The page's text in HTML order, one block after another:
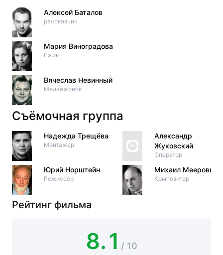
Алексей Баталов
рассказчик
Мария Виноградова
Ёжик
Вячеслав Невинный
Медвежонок
Съёмочная группа
Надежда Трещёва
Монтажер
Юрий Норштейн
Режиссер
Александр
Жуковский
Оператор
Михаил Меерович
Композитор
Рейтинг фильма
8.1 / 10